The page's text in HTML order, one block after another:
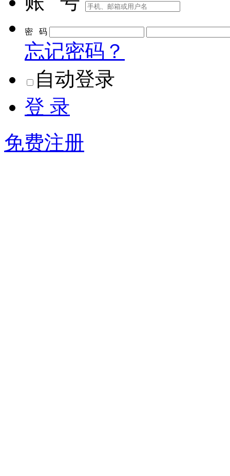
密 码
忘记密码？
自动登录
登 录
免费注册